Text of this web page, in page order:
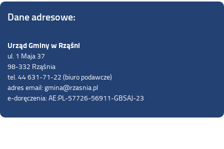
Dane adresowe:
Urząd Gminy w Rząśni
ul. 1 Maja 37
98-332 Rząśnia
tel. 44 631-71-22 (biuro podawcze)
adres email: gmina@rzasnia.pl
e-doręczenia: AE:PL-57726-56911-GBSAJ-23